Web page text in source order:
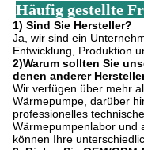
Häufig gestellte
1) Sind Sie Hersteller?
Ja, wir sind ein
Entwicklung, Produktion
2)Warum sollten Sie
denen anderer
Wir verfügen über mehr
Wärmepumpe, darüber
professionelles
Wärmepumpenlabor und
können Ihre